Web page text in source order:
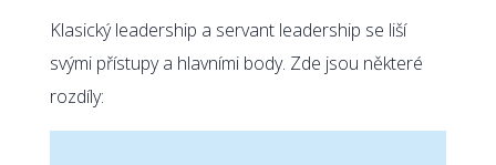
Klasický leadership a servant leadership se liší
svými přístupy a hlavními body. Zde jsou některé
rozdíly: